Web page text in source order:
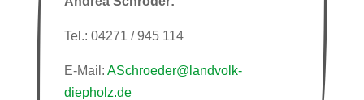
Tel.: 04271 / 945 114
E-Mail: ASchroeder@landvolk-
diepholz.de